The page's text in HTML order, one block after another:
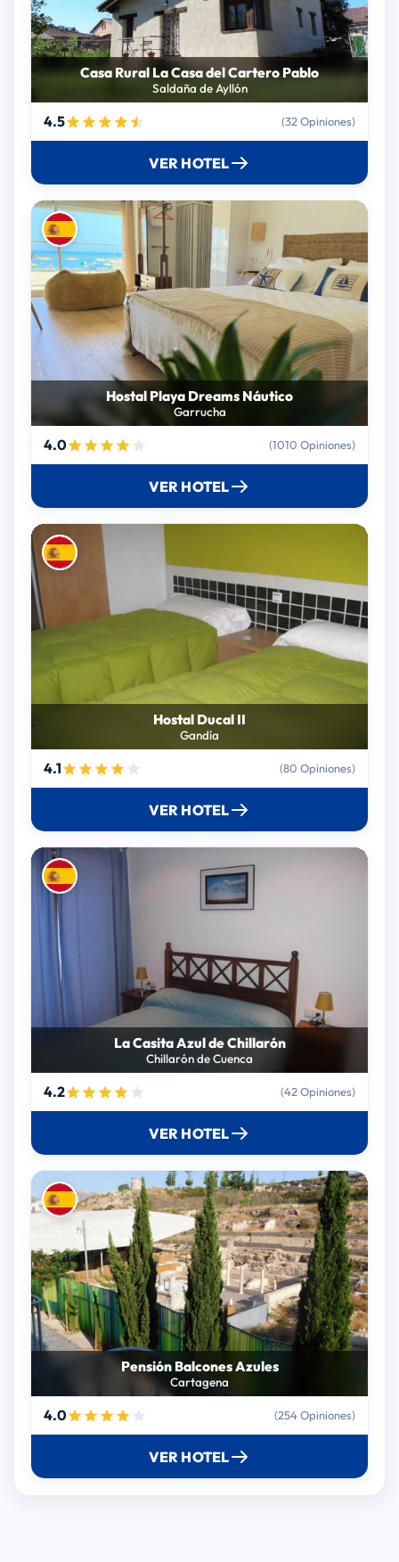
Casa Rural La Casa del Cartero Pablo
Saldaña de Ayllón
4.5 (32 Opiniones)
VER HOTEL
Hostal Playa Dreams Náutico
Garrucha
4.0 (1010 Opiniones)
VER HOTEL
Hostal Ducal II
Gandía
4.1 (80 Opiniones)
VER HOTEL
La Casita Azul de Chillarón
Chillarón de Cuenca
4.2 (42 Opiniones)
VER HOTEL
Pensión Balcones Azules
Cartagena
4.0 (254 Opiniones)
VER HOTEL